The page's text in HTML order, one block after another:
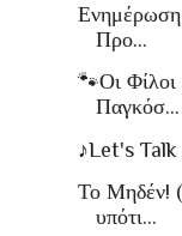
Ενημέρωση
Προ...
🐾Οι
Παγκόσ...
♪Let's Talk
Το Μηδέν!
υπότι...